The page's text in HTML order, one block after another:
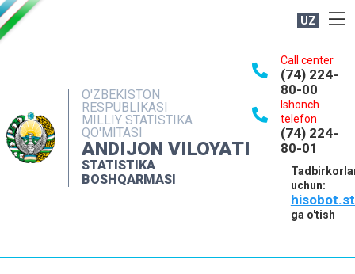
UZ
O'ZBEKISTON
RESPUBLIKASI
MILLIY STATISTIKA
QO'MITASI
ANDIJON VILOYATI
STATISTIKA
BOSHQARMASI
Call center
(74) 224-
80-00
Ishonch
telefon
(74) 224-
80-01
uchun:
ga o'tish
NASHRLAR
INTERAKTIV XIZMATLAR
MATBUOT XIZMATI
MUROJAATLAR